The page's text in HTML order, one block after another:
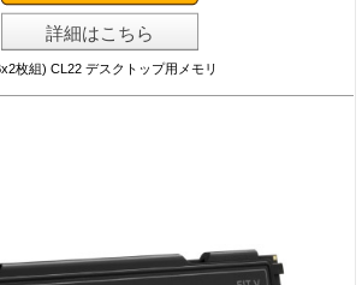
詳細はこちら
枚組) CL22 デスクトップ用メモリ